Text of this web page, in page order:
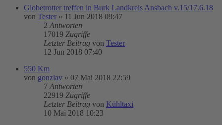
Globetrotter treffen in Burk Landkreis Ansbach v.15/17.6.18
von Tester » 11 Jun 2018 09:47
2 Antworten
17019 Zugriffe
Letzter Beitrag von Tester
12 Jun 2018 07:40
550 Km
von gonzlav » 07 Mai 2018 22:59
7 Antworten
22919 Zugriffe
Letzter Beitrag von Kühltaxi
10 Mai 2018 10:23